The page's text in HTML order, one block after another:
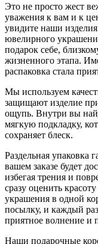
Это не просто жест
уважения к вам и к
увидите наши
ювелирного
подарок себе,
жизненного этапа.
распаковка стала
Мы используем
защищают изделие
ощупь. Внутри вы
мягкую подкладку,
сохраняет блеск.
Раздельная упаковка
вашем заказе будет
избегая трения и
сразу оценить
украшения в одной
посылку, и каждый
приятное волнение и
Наши подарочные